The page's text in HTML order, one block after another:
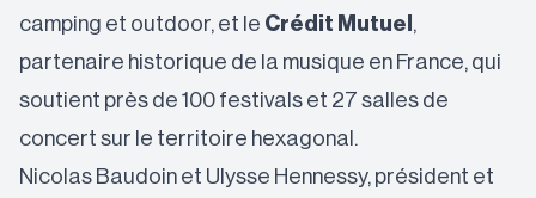
camping et outdoor, et le Crédit Mutuel ,
partenaire historique de la musique en France, qui
soutient près de 100 festivals et 27 salles de
concert sur le territoire hexagonal.
Nicolas Baudoin et Ulysse Hennessy, président et